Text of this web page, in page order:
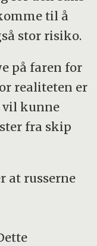
til å
stor risiko.
på faren for
realiteten er
vil kunne
fra skip
at russerne